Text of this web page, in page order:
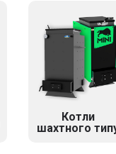
Котли
шахтного